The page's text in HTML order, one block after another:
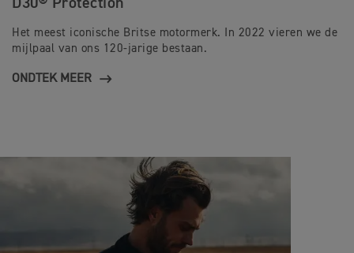
Het meest iconische Britse motormerk. In 2022 vieren we de
mijlpaal van ons 120-jarige bestaan.
ONDTEK MEER